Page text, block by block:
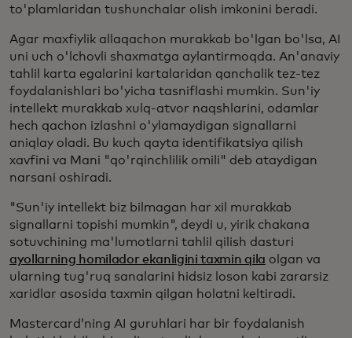
to'plamlaridan tushunchalar olish imkonini beradi.
Agar maxfiylik allaqachon murakkab bo'lgan bo'lsa, AI
uni uch o'lchovli shaxmatga aylantirmoqda. An'anaviy
tahlil karta egalarini kartalaridan qanchalik tez-tez
foydalanishlari bo'yicha tasniflashi mumkin. Sun'iy
intellekt murakkab xulq-atvor naqshlarini, odamlar
hech qachon izlashni o'ylamaydigan signallarni
aniqlay oladi. Bu kuch qayta identifikatsiya qilish
xavfini va Mani "qo'rqinchlilik omili" deb ataydigan
narsani oshiradi.
"Sun'iy intellekt biz bilmagan har xil murakkab
signallarni topishi mumkin", deydi u, yirik chakana
sotuvchining ma'lumotlarni tahlil qilish dasturi
ayollarning homilador ekanligini taxmin qila olgan va
ularning tug'ruq sanalarini hidsiz loson kabi zararsiz
xaridlar asosida taxmin qilgan holatni keltiradi.
Mastercard’ning AI guruhlari har bir foydalanish